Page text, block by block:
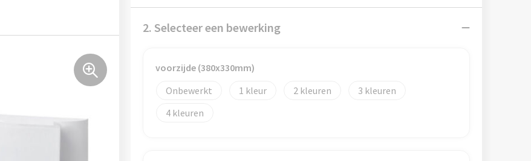
2. Selecteer een bewerking
voorzijde (380x330mm)
Onbewerkt
1 2
3
4